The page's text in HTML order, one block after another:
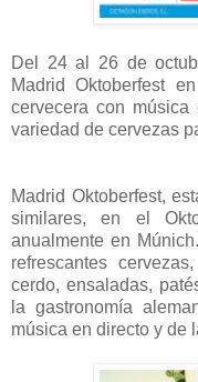
Del 24 al 26 de
Madrid Oktoberfest
cervecera con música
variedad de cervezas
Madrid Oktoberfest,
similares, en el
anualmente en
refrescantes
cerdo, ensaladas,
la gastronomía
música en directo y de